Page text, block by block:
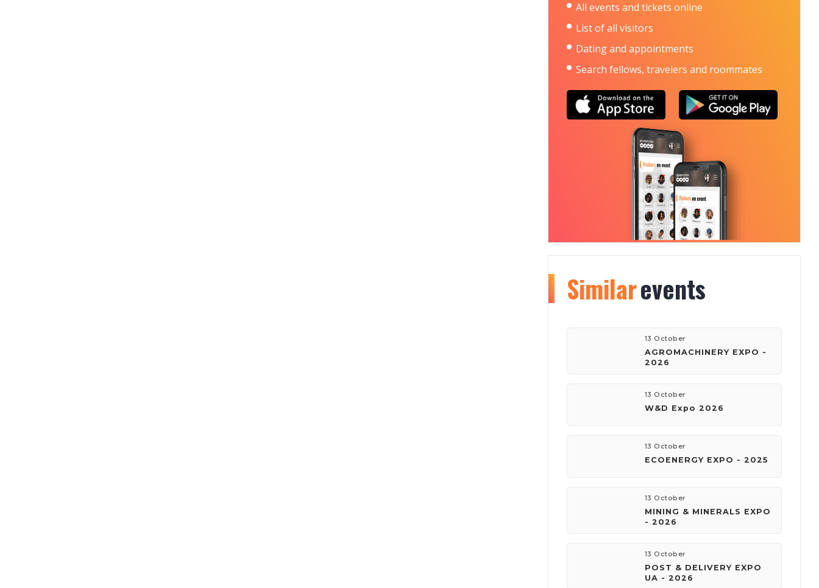
All events and tickets online
List of all visitors
Dating and appointments
Search fellows, travelers and roommates
Organizerinfo
150
phone:
e-mail:
reklama@iec-expo.com.ua
Visit website
Similarevents
13 October
AGROMACHINERY EXPO -
2026
13 October
W&D Expo 2026
13 October
ECOENERGY EXPO - 2025
13 October
MINING & MINERALS EXPO
- 2026
13 October
POST & DELIVERY EXPO
UA - 2026